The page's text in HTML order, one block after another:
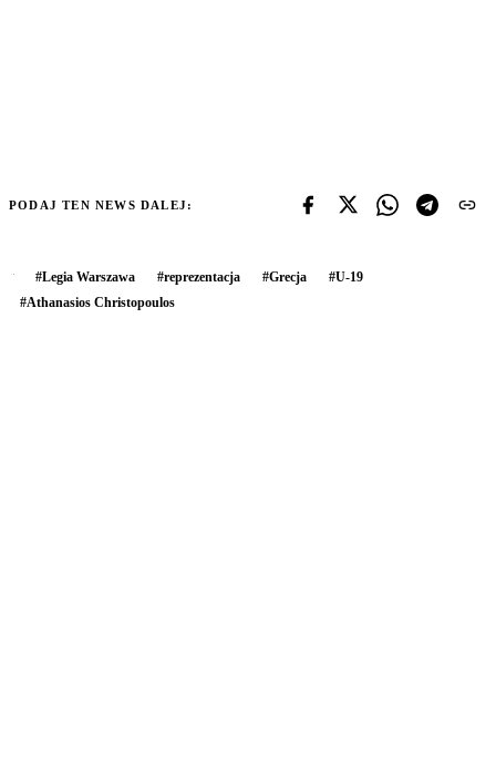
PODAJ TEN NEWS DALEJ:
#Legia Warszawa #reprezentacja #Grecja #U-19
#Athanasios Christopoulos